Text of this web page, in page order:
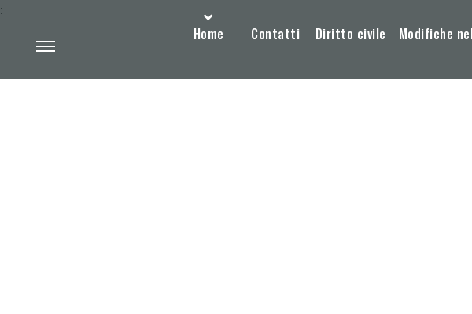
Home Contatti Diritto civile Modifiche
: